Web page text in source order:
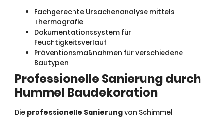
Fachgerechte Ursachenanalyse mittels
Thermografie
Dokumentationssystem für
Feuchtigkeitsverlauf
Präventionsmaßnahmen für verschiedene
Bautypen
Professionelle Sanierung durch
Hummel Baudekoration
Die professionelle Sanierungvon Schimmel